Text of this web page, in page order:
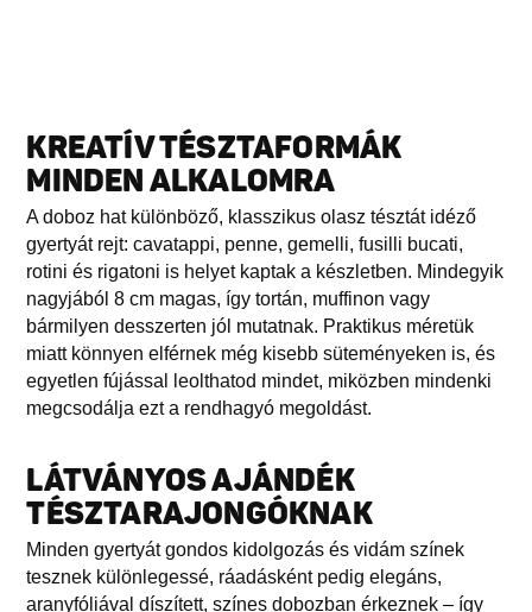
KREATÍV TÉSZTAFORMÁK
MINDEN ALKALOMRA
A doboz hat különböző, klasszikus olasz tésztát idéző
gyertyát rejt: cavatappi, penne, gemelli, fusilli bucati,
rotini és rigatoni is helyet kaptak a készletben. Mindegyik
nagyjából 8 cm magas, így tortán, muffinon vagy
bármilyen desszerten jól mutatnak. Praktikus méretük
miatt könnyen elférnek még kisebb süteményeken is, és
egyetlen fújással leolthatod mindet, miközben mindenki
megcsodálja ezt a rendhagyó megoldást.
LÁTVÁNYOS AJÁNDÉK
TÉSZTARAJONGÓKNAK
Minden gyertyát gondos kidolgozás és vidám színek
tesznek különlegessé, ráadásként pedig elegáns,
aranyfóliával díszített, színes dobozban érkeznek – így